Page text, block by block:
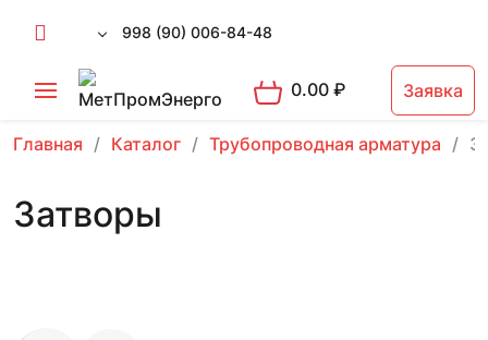
998 (90) 006-84-48
0.00₽ Заявка
Главная Каталог Трубопроводная арматура
Затворы